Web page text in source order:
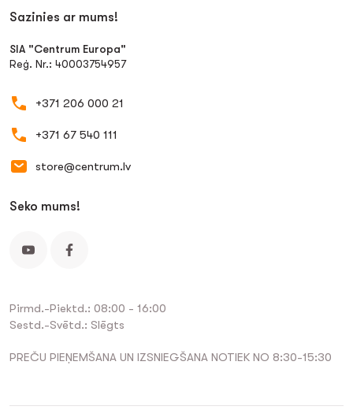
Sazinies ar mums!
SIA "Centrum Europa"
Reģ. Nr.: 40003754957
+371 206 000 21
+371 67 540 111
store@centrum.lv
Seko mums!
Pirmd.-Piektd.: 08:00 - 16:00
Sestd.-Svētd.: Slēgts
PREČU PIEŅEMŠANA UN IZSNIEGŠANA NOTIEK NO 8:30-15:30